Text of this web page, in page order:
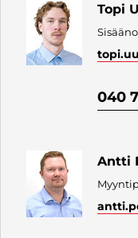
Topi
040
Antti